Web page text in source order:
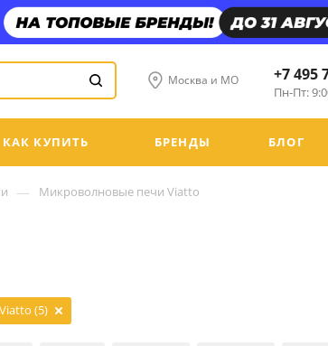
Москва и МО +7 495
Пн-Пт:
КАК КУПИТЬ БРЕНДЫ БЛОГ
— Микроволновые печи Viatto
Viatto (5)